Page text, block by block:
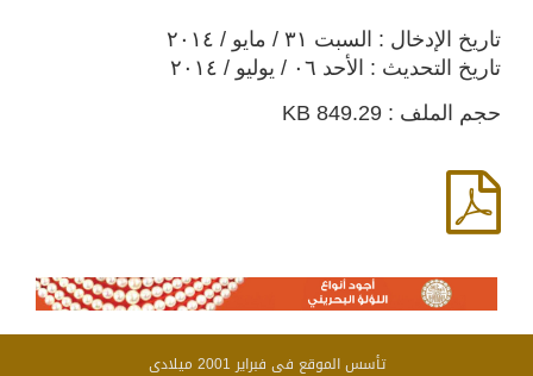
تاريخ الإدخال : السبت ٣١ / مايو / ٢٠١٤
تاريخ التحديث : الأحد ٠٦ / يوليو / ٢٠١٤
حجم الملف : 849.29 KB
تأسس الموقع فى فبراير 2001 ميلادى